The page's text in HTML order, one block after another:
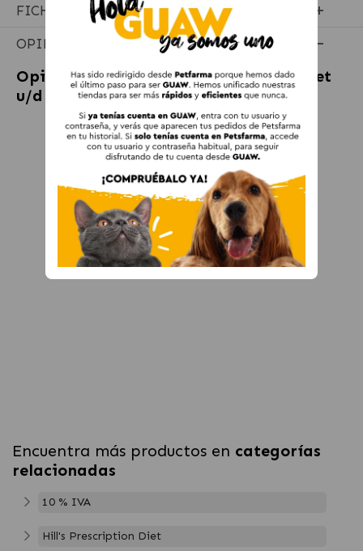
FICHA TÉCNICA
OPINIONES
Opiniones sobreHill's Prescription Diet
u/d Urinary Care Pienso para Perros
Encuentra más productos en categorías
relacionadas
10 % IVA
Hill's Prescription Diet